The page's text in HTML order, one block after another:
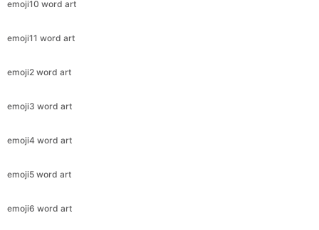
emoji10 word art
emoji11 word art
emoji2 word art
emoji3 word art
emoji4 word art
emoji5 word art
emoji6 word art